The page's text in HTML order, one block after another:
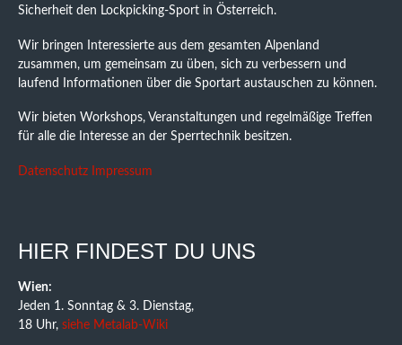
Sicherheit den Lockpicking-Sport in Österreich.
Wir bringen Interessierte aus dem gesamten Alpenland
zusammen, um gemeinsam zu üben, sich zu verbessern und
laufend Informationen über die Sportart austauschen zu können.
Wir bieten Workshops, Veranstaltungen und regelmäßige Treffen
für alle die Interesse an der Sperrtechnik besitzen.
Datenschutz Impressum
HIER FINDEST DU UNS
Wien:
Jeden 1. Sonntag & 3. Dienstag,
18 Uhr, siehe Metalab-Wiki